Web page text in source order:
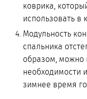
коврика,
использовать в
Модульность
спальника
образом, можно
необходимости
зимнее время